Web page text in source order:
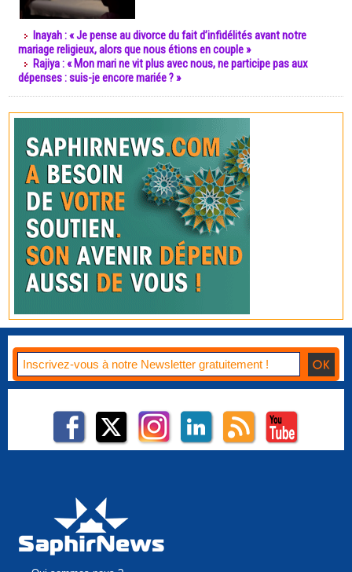
Inayah : « Je pense au divorce du fait d’infidélités avant notre
mariage religieux, alors que nous étions en couple »
Rajiya : « Mon mari ne vit plus avec nous, ne participe pas aux
dépenses : suis-je encore mariée ? »